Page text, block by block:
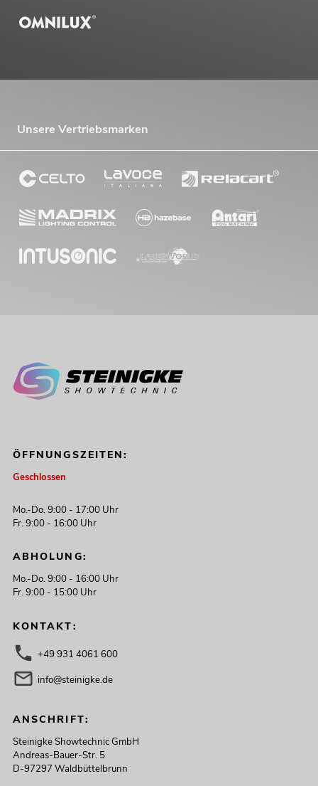
Unsere Vertriebsmarken
ÖFFNUNGSZEITEN:
Geschlossen
Mo.-Do. 9:00 - 17:00 Uhr
Fr. 9:00 - 16:00 Uhr
ABHOLUNG:
Mo.-Do. 9:00 - 16:00 Uhr
Fr. 9:00 - 15:00 Uhr
KONTAKT:
+49 931 4061 600
info@steinigke.de
ANSCHRIFT:
Steinigke Showtechnic GmbH
Andreas-Bauer-Str. 5
D-97297 Waldbüttelbrunn